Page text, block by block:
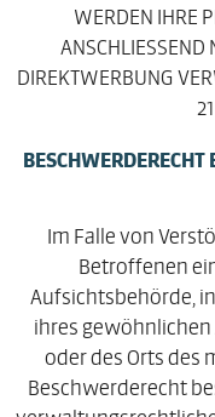
WERDEN IHRE
ANSCHLIESSEND
DIREKTWERBUNG
Im Falle von
Betroffenen
Aufsichtsbehörde,
ihres
oder des Orts des
Beschwerderecht